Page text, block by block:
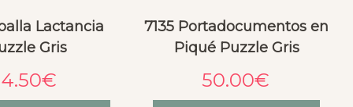
Lactancia
Gris
€
7135 Portadocumentos en
Piqué Puzzle Gris
50.00€